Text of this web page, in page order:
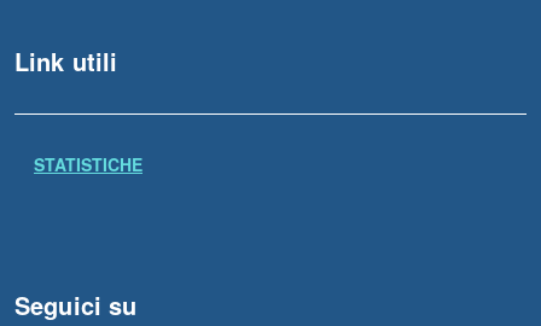
Link utili
STATISTICHE
Seguici su